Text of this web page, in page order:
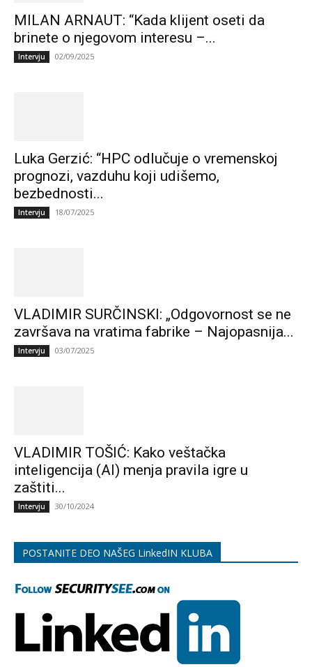
MILAN ARNAUT: “Kada klijent oseti da
brinete o njegovom interesu –...
Intervju 02/09/2025
Luka Gerzić: “HPC odlučuje o vremenskoj
prognozi, vazduhu koji udišemo,
bezbednosti...
Intervju 18/07/2025
VLADIMIR SURČINSKI: „Odgovornost se ne
završava na vratima fabrike – Najopasnija...
Intervju 03/07/2025
VLADIMIR TOŠIĆ: Kako veštačka
inteligencija (AI) menja pravila igre u
zaštiti...
Intervju 30/10/2024
POSTANITE DEO NAŠEG LinkedIN KLUBA